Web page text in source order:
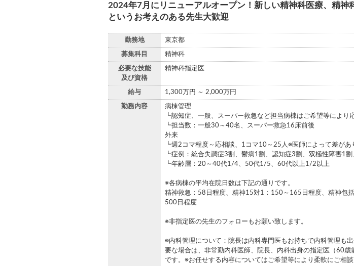
2024年7月にリニューアルオープン！新しい精神科医療、精神
というお考えのある先生大歓迎
勤務地 東京都
募集科目 精神科
必要な技能
及び資格
精神科指定医
給与 1,300万円 ～ 2,000万円
勤務内容
病棟管理
┗認知症、一般、スーパー救急など担当病棟はご希望等により
┗担当数：一般30～40名、スーパー救急16床前後
外来
┗週2コマ程度～応相談、1コマ10～25人※医師によって差があ
┗症例：統合失調症3割、鬱病1割、認知症3割、双極性障害1割
┗年齢層：20～40代1/4、50代1/5、60代以上1/2以上
※各病棟の平均在院日数は下記の通りです。
精神救急：58日程度、精神15対1：150～165日程度、精神包
500日程度
※非指定医の先生のフォローもお願い致します。
※内科管理について：院長は内科専門医もお持ちで内科管理も
要な場合は、非常勤内科医師、院長、内科出身の指定医（60歳
です。※お任せする内容についてはご希望等により柔軟にご相談